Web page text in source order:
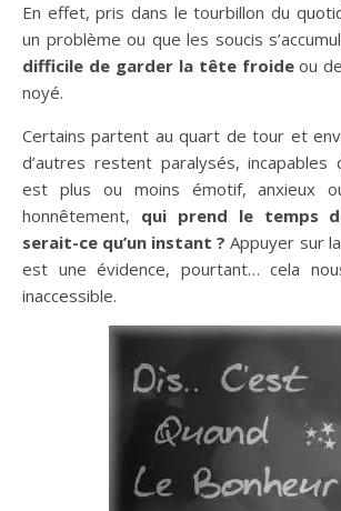
En effet, pris dans le tourbillon du
un problème ou que les soucis
difficile de garder la tête froideou
noyé.
Certains partent au quart de tour et
d’autres restent paralysés, incapables
est plus ou moins émotif, anxieux
honnêtement, qui prend le temps
serait-ce qu’un instant ? Appuyer sur
est une évidence, pourtant… cela
inaccessible.